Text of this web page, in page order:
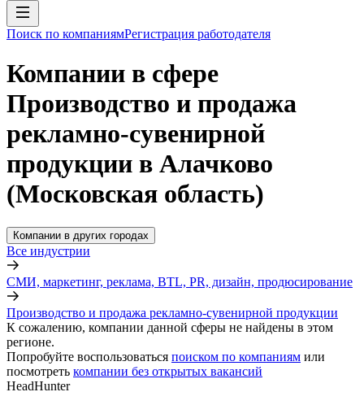
Поиск по компаниямРегистрация работодателя
Компании в сфере
Производство и продажа
рекламно-сувенирной
продукции в Алачково
(Московская область)
Компании в других городах
Все индустрии
СМИ, маркетинг, реклама, BTL, PR, дизайн, продюсирование
Производство и продажа рекламно-сувенирной продукции
К сожалению, компании данной сферы не найдены в этом
регионе.
Попробуйте воспользоваться поиском по компаниям или
посмотреть компании без открытых вакансий
HeadHunter